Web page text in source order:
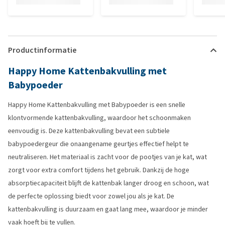
Productinformatie
Happy Home Kattenbakvulling met
Babypoeder
Happy Home Kattenbakvulling met Babypoeder is een snelle
klontvormende kattenbakvulling, waardoor het schoonmaken
eenvoudig is. Deze kattenbakvulling bevat een subtiele
babypoedergeur die onaangename geurtjes effectief helpt te
neutraliseren. Het materiaal is zacht voor de pootjes van je kat, wat
zorgt voor extra comfort tijdens het gebruik. Dankzij de hoge
absorptiecapaciteit blijft de kattenbak langer droog en schoon, wat
de perfecte oplossing biedt voor zowel jou als je kat. De
kattenbakvulling is duurzaam en gaat lang mee, waardoor je minder
vaak hoeft bij te vullen.